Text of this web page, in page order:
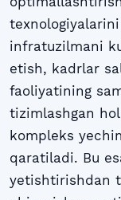
infratuzilmani
etish, kadrlar
faoliyatining
tizimlashgan
kompleks
qaratiladi. Bu
yetishtirishdan